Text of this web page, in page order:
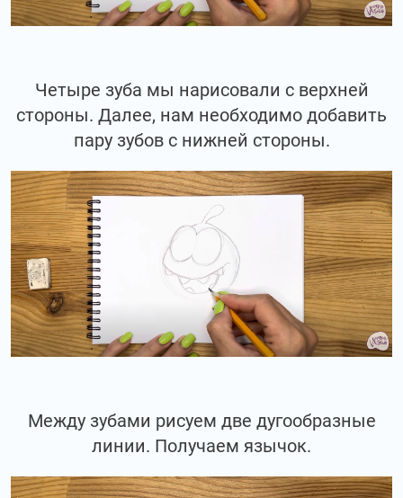
Четыре зуба мы нарисовали с верхней
стороны. Далее, нам необходимо добавить
пару зубов с нижней стороны.
Между зубами рисуем две дугообразные
линии. Получаем язычок.